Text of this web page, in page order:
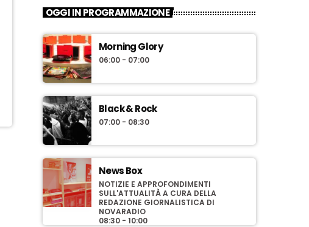
OGGI IN PROGRAMMAZIONE
Morning Glory
06:00 - 07:00
Black & Rock
07:00 - 08:30
News Box
NOTIZIE E APPROFONDIMENTI
SULL'ATTUALITÀ A CURA DELLA
REDAZIONE GIORNALISTICA DI
NOVARADIO
08:30 - 10:00